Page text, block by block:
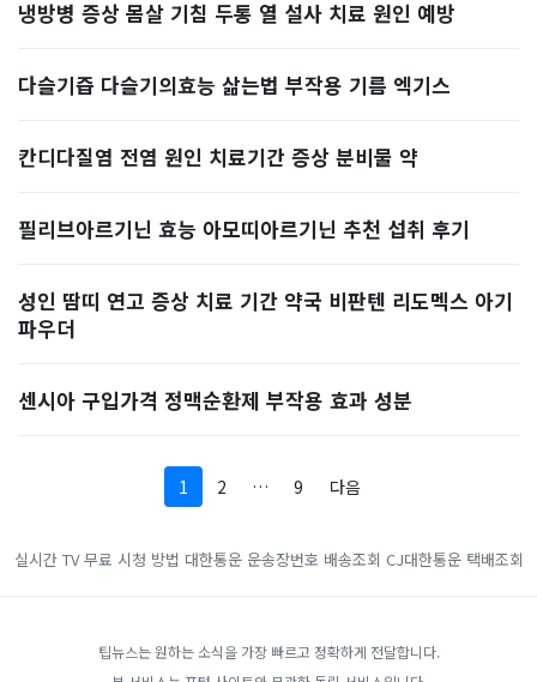
냉방병 증상 몸살 기침 두통 열 설사 치료 원인 예방
다슬기즙 다슬기의효능 삶는법 부작용 기름 엑기스
칸디다질염 전염 원인 치료기간 증상 분비물 약
필리브아르기닌 효능 아모띠아르기닌 추천 섭취 후기
성인 땀띠 연고 증상 치료 기간 약국 비판텐 리도멕스 아기
파우더
센시아 구입가격 정맥순환제 부작용 효과 성분
1 2 … 9 다음
실시간 TV 무료 시청 방법 대한통운 운송장번호 배송조회 CJ대한통운 택배조회
팁뉴스는 원하는 소식을 가장 빠르고 정확하게 전달합니다.